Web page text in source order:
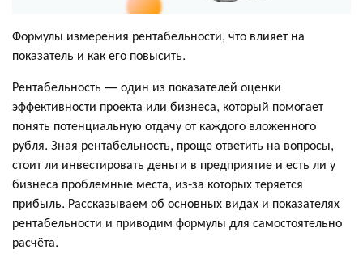
Формулы измерения рентабельности, что влияет на
показатель и как его повысить.
Рентабельность — один из показателей оценки
эффективности проекта или бизнеса, который помогает
понять потенциальную отдачу от каждого вложенного
рубля. Зная рентабельность, проще ответить на вопросы,
стоит ли инвестировать деньги в предприятие и есть ли у
бизнеса проблемные места, из-за которых теряется
прибыль. Рассказываем об основных видах и показателях
рентабельности и приводим формулы для самостоятельно
расчёта.